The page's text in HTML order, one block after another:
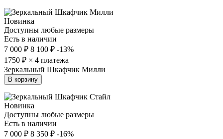
Новинка
Доступны любые размеры
Есть в наличии
7 000 ₽ 8 100 ₽ -13%
1750 ₽ × 4 платежа
Зеркальный Шкафчик Милли
В корзину
Новинка
Доступны любые размеры
Есть в наличии
7 000 ₽ 8 350 ₽ -16%